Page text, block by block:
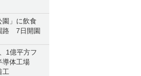
園」に飲食
路 7日開園
1億平方フ
導体工場
工